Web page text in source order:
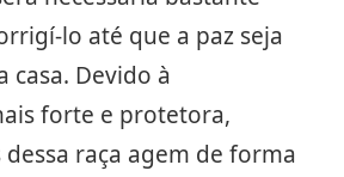
lo até que a paz seja
casa. Devido à
forte e protetora,
raça agem de forma